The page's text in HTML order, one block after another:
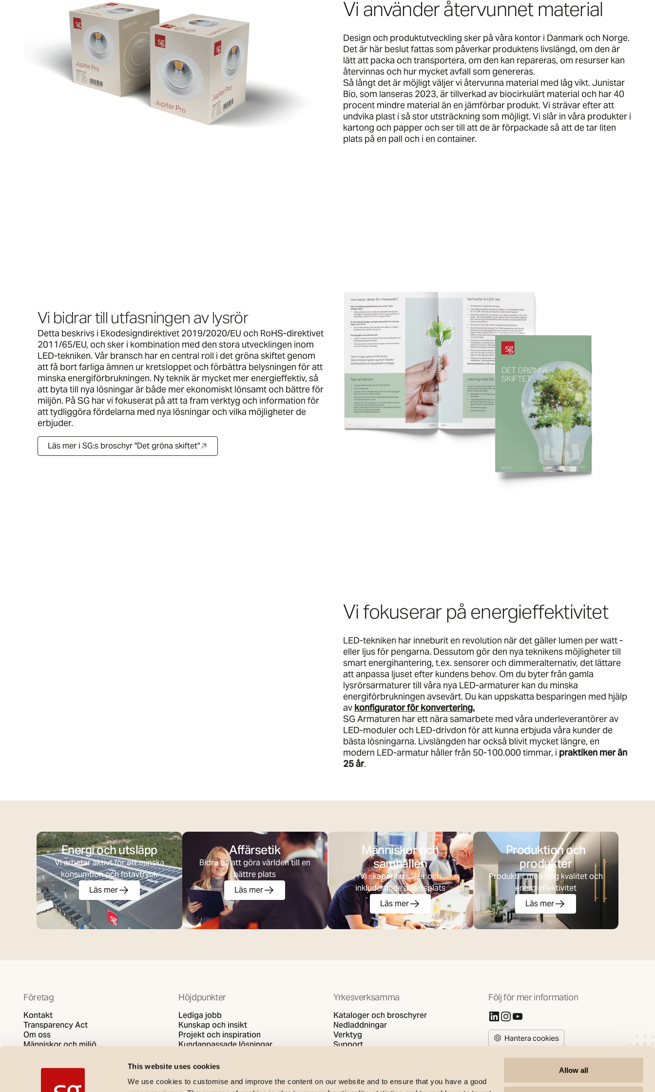
This website uses cookies
We use cookies to customise and improve the content on our website and to ensure that you have a good
Allow all
Vi använder återvunnet material
Design och produktutveckling sker på våra kontor i Danmark och Norge.
Det är här beslut fattas som påverkar produktens livslängd, om den är
lätt att packa och transportera, om den kan repareras, om resurser kan
återvinnas och hur mycket avfall som genereras.
Så långt det är möjligt väljer vi återvunna material med låg vikt. Junistar
Bio, som lanseras 2023, är tillverkad av biocirkulärt material och har 40
procent mindre material än en jämförbar produkt. Vi strävar efter att
undvika plast i så stor utsträckning som möjligt. Vi slår in våra produkter i
kartong och papper och ser till att de är förpackade så att de tar liten
plats på en pall och i en container.
Vi bidrar till utfasningen av lysrör
Detta beskrivs i Ekodesigndirektivet 2019/2020/EU och RoHS-direktivet
2011/65/EU, och sker i kombination med den stora utvecklingen inom
LED-tekniken. Vår bransch har en central roll i det gröna skiftet genom
att få bort farliga ämnen ur kretsloppet och förbättra belysningen för att
minska energiförbrukningen. Ny teknik är mycket mer energieffektiv, så
att byta till nya lösningar är både mer ekonomiskt lönsamt och bättre för
miljön. På SG har vi fokuserat på att ta fram verktyg och information för
att tydliggöra fördelarna med nya lösningar och vilka möjligheter de
erbjuder.
Läs mer i SG:s broschyr "Det gröna skiftet"
(Öppnas i ny flik)
Vi fokuserar på energieffektivitet
LED-tekniken har inneburit en revolution när det gäller lumen per watt -
eller ljus för pengarna. Dessutom gör den nya teknikens möjligheter till
smart energihantering, t.ex. sensorer och dimmeralternativ, det lättare
att anpassa ljuset efter kundens behov. Om du byter från gamla
lysrörsarmaturer till våra nya LED-armaturer kan du minska
energiförbrukningen avsevärt. Du kan uppskatta besparingen med hjälp
av konfigurator för konvertering.
SG Armaturen har ett nära samarbete med våra underleverantörer av
LED-moduler och LED-drivdon för att kunna erbjuda våra kunder de
bästa lösningarna. Livslängden har också blivit mycket längre, en
modern LED-armatur håller från 50-100.000 timmar, i praktiken mer än
25 år.
Energi och utsläpp
Vi arbetar aktivt för att minska
konsumtion och fotavtryck
Läs mer
Affärsetik
Bidra till att göra världen till en
bättre plats
Läs mer
Människor och
samhällen
Vi skapar en säker och
inkluderande arbetsplats
Läs mer
Produktion och
produkter
Produkter med hög kvalitet och
energieffektivitet
Läs mer
Företag
Kontakt
Transparency Act
Om oss
Människor och miljö
Höjdpunkter
Lediga jobb
Kunskap och insikt
Projekt och inspiration
Kundanpassade lösningar
Yrkesverksamma
Kataloger och broschyrer
Nedladdningar
Verktyg
Support
Följ för mer information
(Öppnas i ny flik)
(Öppnas i ny flik)
(Öppnas i ny flik)
Hantera cookies